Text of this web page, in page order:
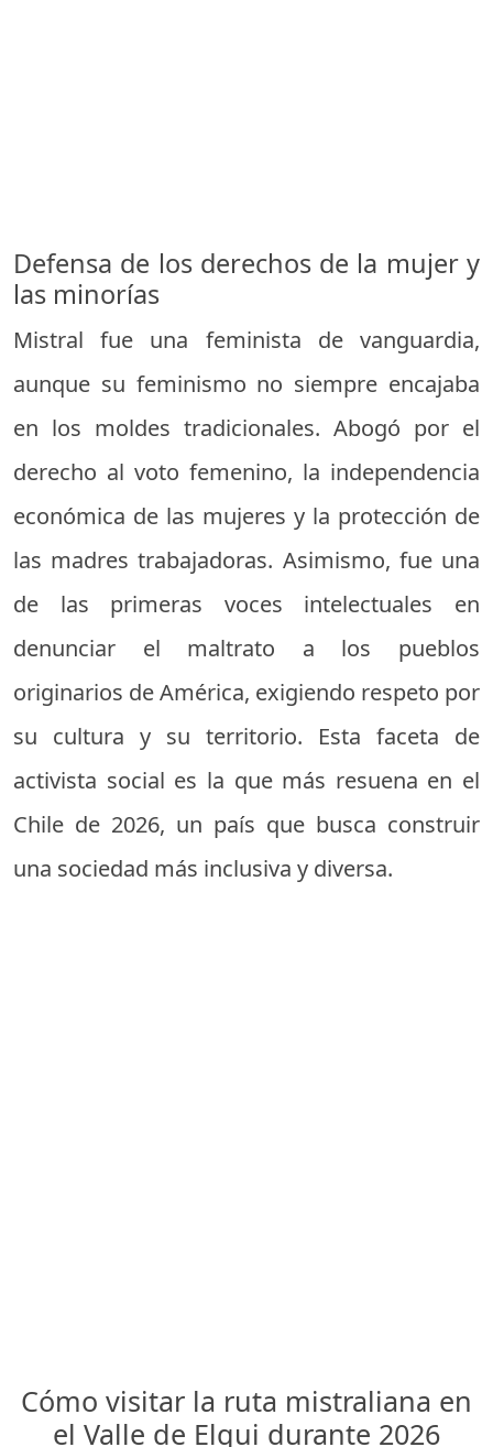
Defensa de los derechos de la mujer y
las minorías
Mistral fue una feminista de vanguardia,
aunque su feminismo no siempre encajaba
en los moldes tradicionales. Abogó por el
derecho al voto femenino, la independencia
económica de las mujeres y la protección de
las madres trabajadoras. Asimismo, fue una
de las primeras voces intelectuales en
denunciar el maltrato a los pueblos
originarios de América, exigiendo respeto por
su cultura y su territorio. Esta faceta de
activista social es la que más resuena en el
Chile de 2026, un país que busca construir
una sociedad más inclusiva y diversa.
Cómo visitar la ruta mistraliana en
el Valle de Elqui durante 2026